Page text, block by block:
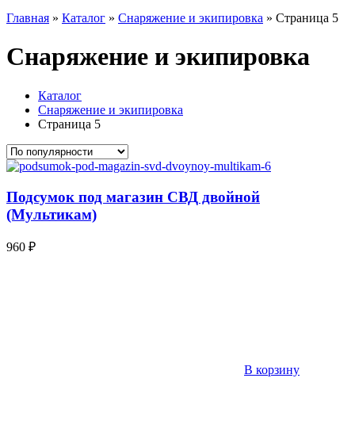
Главная » Каталог » Снаряжение и экипировка » Страница 5
Снаряжение и экипировка
Каталог
Снаряжение и экипировка
Страница 5
Подсумок под магазин СВД двойной
(Мультикам)
960 ₽
В корзину